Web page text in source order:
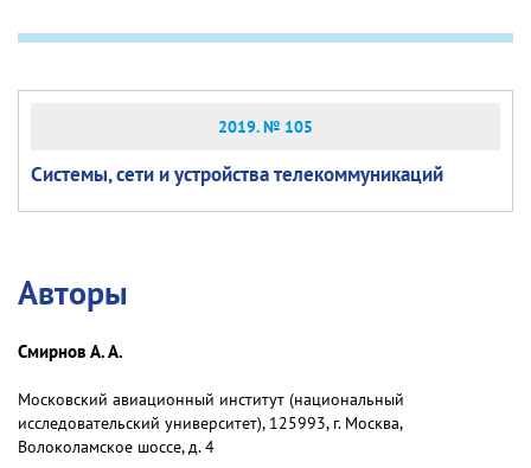
2019. № 105
Системы, сети и устройства телекоммуникаций
Авторы
Смирнов А. А.
Московский авиационный институт (национальный
исследовательский университет), 125993, г. Москва,
Волоколамское шоссе, д. 4